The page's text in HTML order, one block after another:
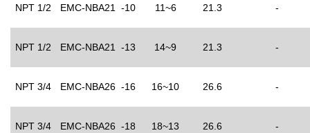
NPT 1/2 EMC-NBA21 -10 11~6 21.3 -
NPT 1/2 EMC-NBA21 -13 14~9 21.3 -
NPT 3/4 EMC-NBA26 -16 16~10 26.6 -
NPT 3/4 EMC-NBA26 -18 18~13 26.6 -